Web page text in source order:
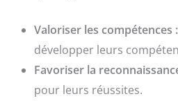
Valoriser les compétences :
développer leurs
Favoriser la
pour leurs réussites.